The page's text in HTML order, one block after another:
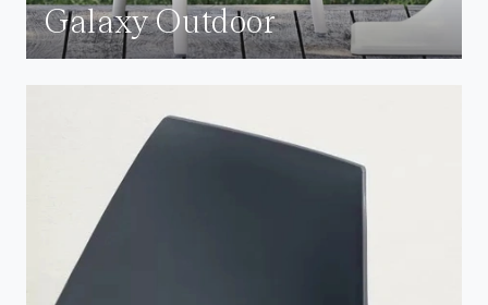
Galaxy Outdoor